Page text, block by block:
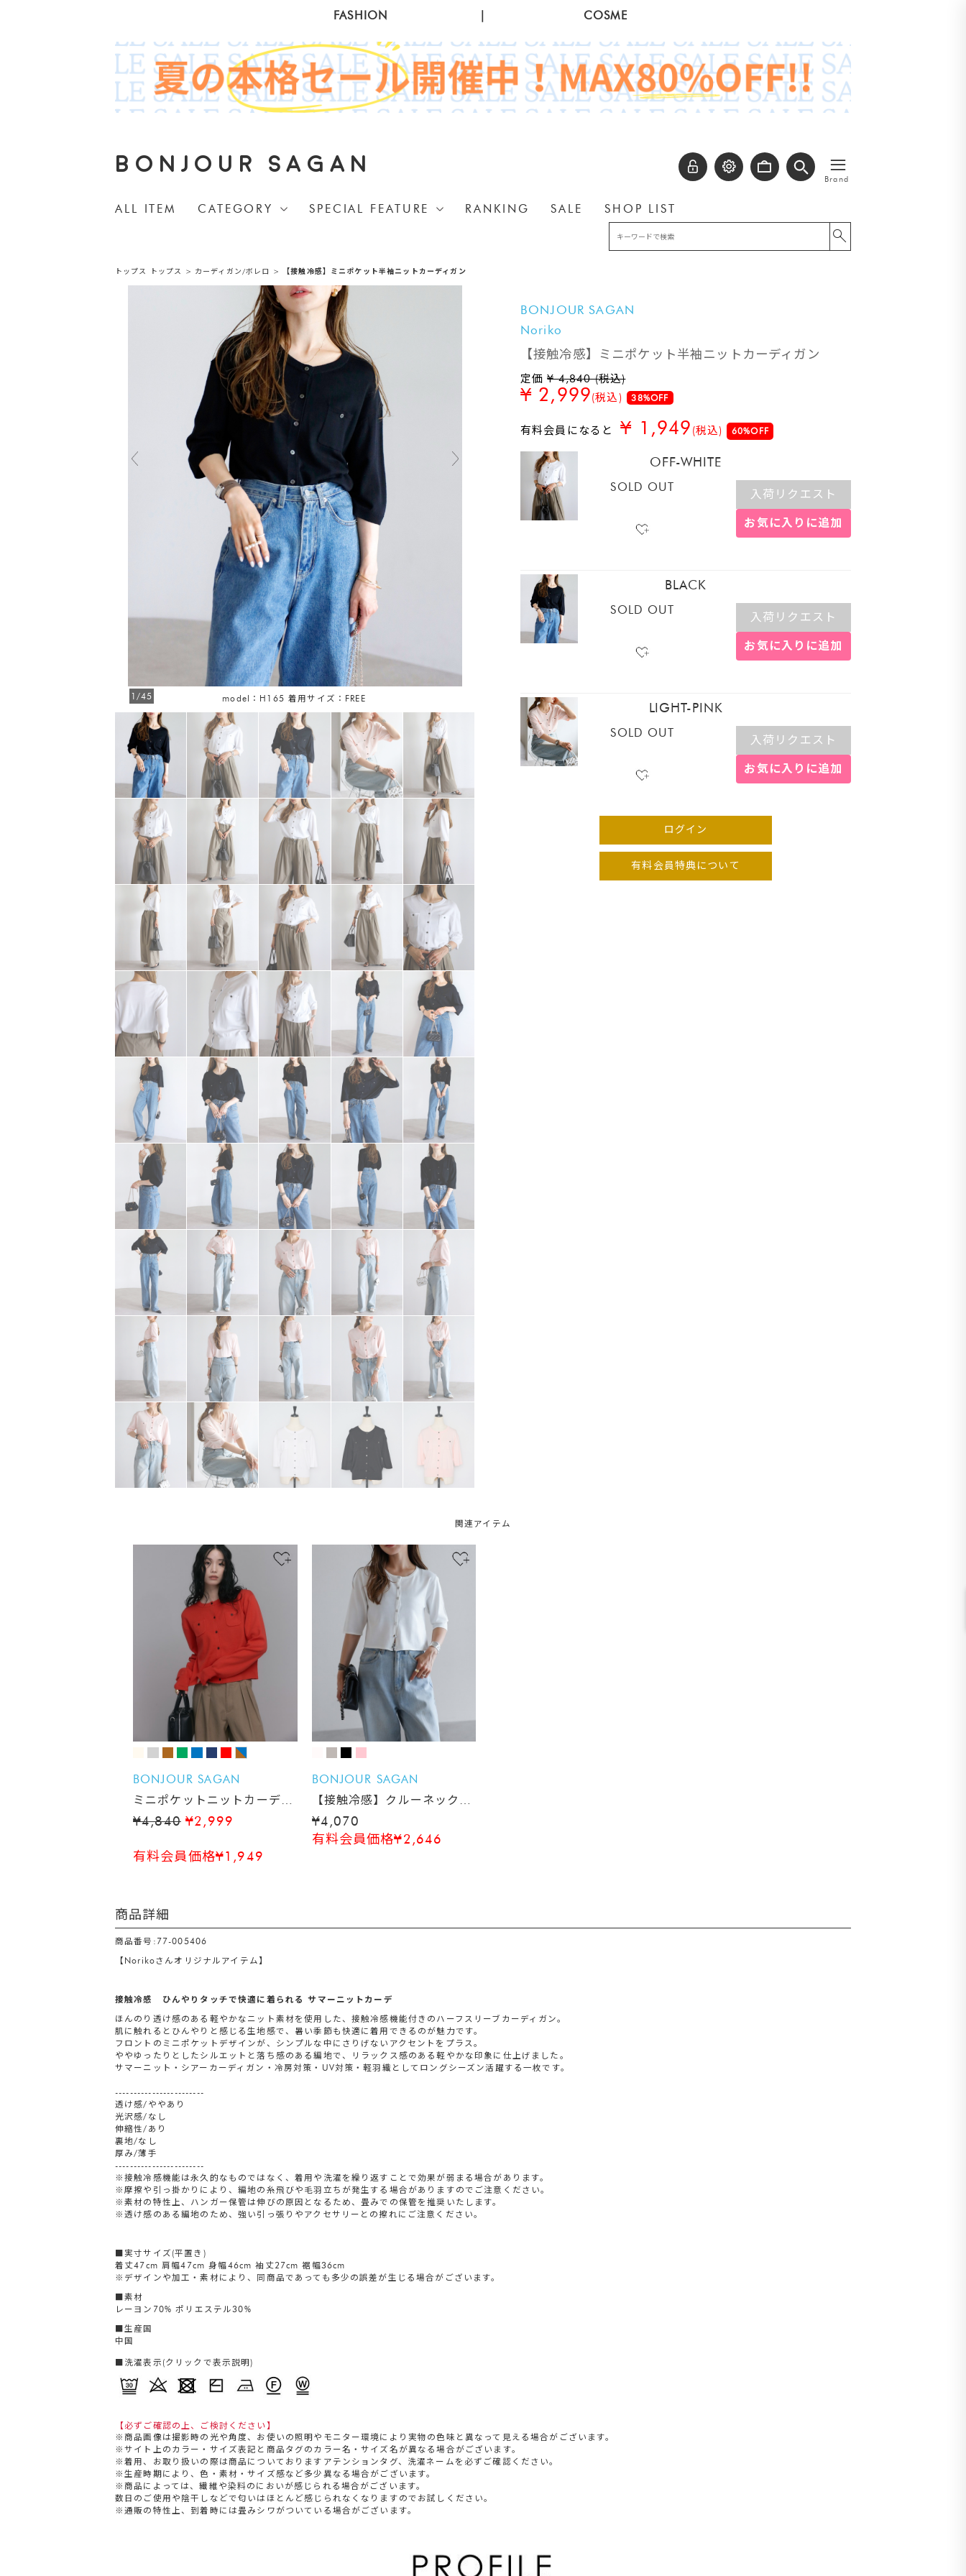
FASHION COSME
BONJOUR SAGAN ≡
Brand
ALL ITEM CATEGORY SPECIAL FEATURE RANKING SALE SHOP LIST
トップス トップス > カーディガン/ボレロ > 【接触冷感】ミニポケット半袖ニットカーディガン
model：H165 着用サイズ：FREE
1/45
BONJOUR SAGAN
Noriko
【接触冷感】ミニポケット半袖ニットカーディガン
定価¥ 4,840 (税込)
¥ 2,999(税込) 38%OFF
有料会員になると¥ 1,949 (税込) 60%OFF
OFF-WHITE
SOLD OUT
入荷リクエスト
お気に入りに追加
BLACK
SOLD OUT
入荷リクエスト
お気に入りに追加
LIGHT-PINK
SOLD OUT
入荷リクエスト
お気に入りに追加
ログイン
有料会員特典について
BONJOUR SAGAN
ミニポケットニットカーディ
ガン
¥4,840 ¥2,999
有料会員価格¥1,949
BONJOUR SAGAN
【接触冷感】クルーネック五
分袖カーディガン
¥4,070
有料会員価格¥2,646
商品詳細
商品番号:77-005406
【Norikoさんオリジナルアイテム】
接触冷感 ひんやりタッチで快適に着られる サマーニットカーデ
ほんのり透け感のある軽やかなニット素材を使用した、接触冷感機能付きのハーフスリーブカーディガン。
肌に触れるとひんやりと感じる生地感で、暑い季節も快適に着用できるのが魅力です。
フロントのミニポケットデザインが、シンプルな中にさりげないアクセントをプラス。
ややゆったりとしたシルエットと落ち感のある編地で、リラックス感のある軽やかな印象に仕上げました。
サマーニット・シアーカーディガン・冷房対策・UV対策・軽羽織としてロングシーズン活躍する一枚です。
------------------------
透け感/ややあり
光沢感/なし
伸縮性/あり
裏地/なし
厚み/薄手
------------------------
※接触冷感機能は永久的なものではなく、着用や洗濯を繰り返すことで効果が弱まる場合があります。
※摩擦や引っ掛かりにより、編地の糸飛びや毛羽立ちが発生する場合がありますのでご注意ください。
※素材の特性上、ハンガー保管は伸びの原因となるため、畳みでの保管を推奨いたします。
※透け感のある編地のため、強い引っ張りやアクセサリーとの擦れにご注意ください。
■実寸サイズ(平置き)
着丈47cm 肩幅47cm 身幅46cm 袖丈27cm 裾幅36cm
※デザインや加工・素材により、同商品であっても多少の誤差が生じる場合がございます。
■素材
レーヨン70% ポリエステル30%
■生産国
中国
■洗濯表示(クリックで表示説明)
【必ずご確認の上、ご検討ください】
※商品画像は撮影時の光や角度、お使いの照明やモニター環境により実物の色味と異なって見える場合がございます。
※サイト上のカラー・サイズ表記と商品タグのカラー名・サイズ名が異なる場合がございます。
※着用、お取り扱いの際は商品についておりますアテンションタグ、洗濯ネームを必ずご確認ください。
※生産時期により、色・素材・サイズ感など多少異なる場合がございます。
※商品によっては、繊維や染料のにおいが感じられる場合がございます。
数日のご使用や陰干しなどで匂いはほとんど感じられなくなりますのでお試しください。
※通販の特性上、到着時には畳みシワがついている場合がございます。